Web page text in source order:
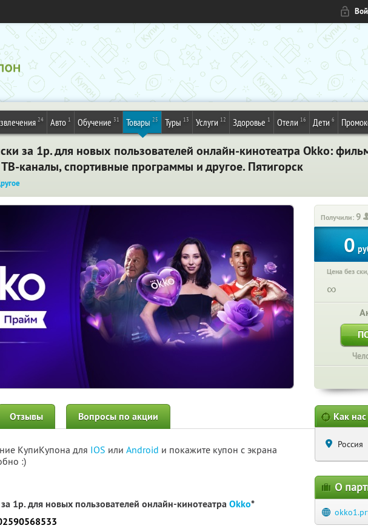
24 Авто 1 Обучение 31 Товары 25 Туры 13 Услуги 12 Здоровье 1 Отели 16 Дети 6
за 1р. для новых пользователей онлайн-кинотеатра Okko:
каналы, спортивные программы и другое. Пятигорск
Получили:9
0
Цена без
∞
Отзывы Вопросы по акции
КупиКупона для IOS или Android и покажите купон с экрана
:)
1р. для новых пользователей онлайн-кинотеатраOkko*
Как
Россия
О